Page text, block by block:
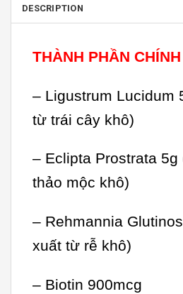
DESCRIPTION
THÀNH PHẦN CHÍNH
– Ligustrum Lucidum
từ trái cây khô)
– Eclipta Prostrata
thảo mộc khô)
– Rehmannia
xuất từ rễ khô)
– Biotin 900mcg